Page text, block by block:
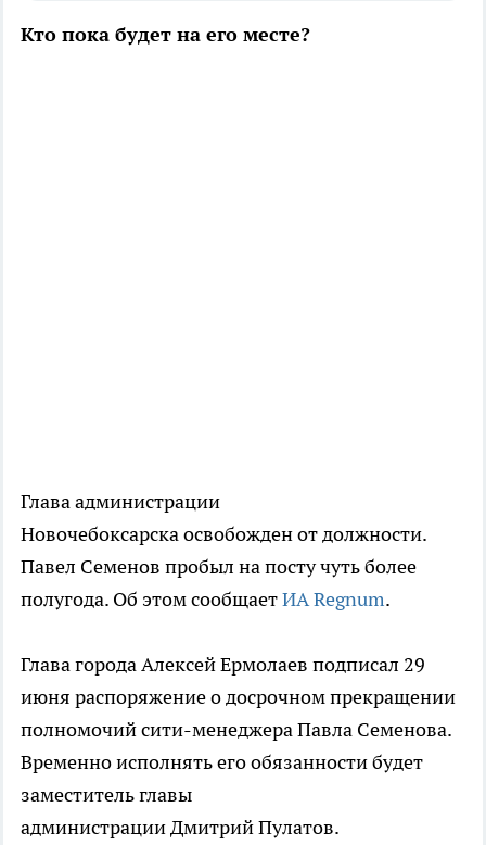
Кто пока будет на его месте?
Глава администрации
Новочебоксарска освобожден от должности.
Павел Семенов пробыл на посту чуть более
полугода. Об этом сообщаетИА Regnum.
Глава города Алексей Ермолаев подписал 29
июня распоряжение о досрочном прекращении
полномочий сити-менеджера Павла Семенова.
Временно исполнять его обязанности будет
заместитель главы
администрации Дмитрий Пулатов.